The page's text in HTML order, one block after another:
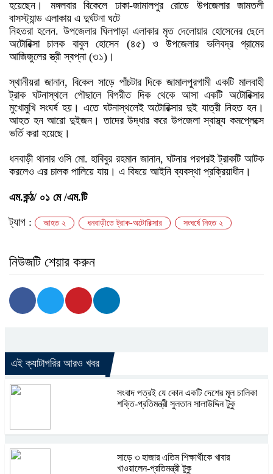
হয়েছেন। মঙ্গলবার বিকেলে ঢাকা-জামালপুর রোডে উপজেলার জামতলী
বাসস্ট্যান্ড এলাকায় এ দুর্ঘটনা ঘটে
নিহতরা হলেন. উপজেলার ঘিলপাড়া এলাকার মৃত দেলোয়ার হোসেনের ছেলে
অটোরিক্সা চালক বাবুল হোসেন (৪৫) ও উপজেলার ভলিবদ্র গ্রামের
আজিজুলের স্ত্রী স্বপ্না (৩১)।
স্থানীয়রা জানান, বিকেল সাড়ে পাঁচটার দিকে জামালপুরগামী একটি মালবাহী
ট্রাক ঘটনাস্থলে পৌছালে বিপরীত দিক থেকে আসা একটি অটোরিক্সার
মুখোমুখি সংঘর্ষ হয়। এতে ঘটনাস্থলেই অটোরিক্সার দুই যাত্রী নিহত হন।
আহত হন আরো দুইজন। তাদের উদ্ধার করে উপজেলা স্বাস্থ্য কমপ্লেক্সে
ভর্তি করা হয়েছে।
ধনবাড়ী থানার ওসি মো. হাবিবুর রহমান জানান, ঘটনার পরপরই ট্রাকটি আটক
করলেও এর চালক পালিয়ে যায়। এ বিষয়ে আইনি ব্যবস্থা প্রক্রিয়াধীন।
এম.কন্ঠ/ ০১ মে /এম.টি
ট্যাগ : আহত ২ ধনবাড়ীতে ট্রাক-অটোরিক্সার সংঘর্ষে নিহত ২
নিউজটি শেয়ার করুন
এই ক্যাটাগরির আরও খবর
সংবাদ পত্রই যে কোন একটি দেশের মূল চালিকা
শক্তি-প্রতিমন্ত্রী সুলতান সালাউদ্দিন টুকু
সাড়ে ৩ হাজার এতিম শিক্ষার্থীকে খাবার
খাওয়ালেন-প্রতিমন্ত্রী টুকু